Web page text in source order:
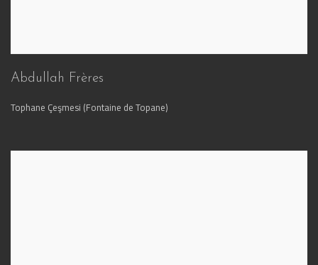
Abdullah Frères
Tophane Çeşmesi (Fontaine de Topane)